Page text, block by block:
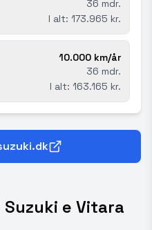
36 mdr.
I alt: 173.965 kr.
10.000 km/år
36 mdr.
I alt: 163.165 kr.
e Vitara